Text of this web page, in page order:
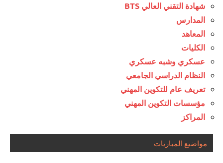
شهادة التقني العالي BTS
المدارس
المعاهد
الكليات
عسكري وشبه عسكري
النظام الدراسي الجامعي
تعريف عام للتكوين المهني
مؤسسات التكوين المهني
المراكز
مواضيع المباريات